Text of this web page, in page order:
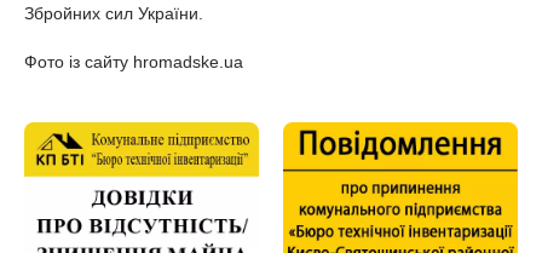
Збройних сил України.
Фото із сайту hromadske.ua